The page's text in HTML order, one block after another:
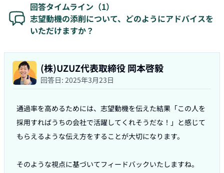
回答タイムライン（1）
志望動機の添削について、どのようにアドバイスを
いただけますか？
(株)UZUZ代表取締役 岡本啓毅
回答日: 2025年3月23日
通過率を高めるためには、志望動機を伝えた結果「この人を
採用すればうちの会社で活躍してくれそうだな！」と感じて
もらえるような伝え方をすることが大切になります。
そのような視点に基づいてフィードバックいたしますね。